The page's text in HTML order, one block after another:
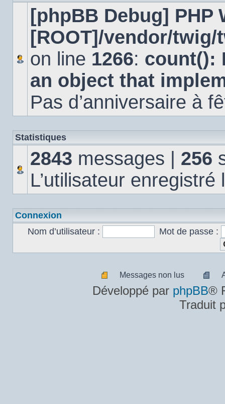
[phpBB Debug] PHP
[ROOT]/vendor/
on line 1266: count():
an object that
Pas d’anniversaire à
Statistiques
2843 messages | 256
L’utilisateur
Connexion
Nom d’utilisateur :
Mot de passe :
Messages
non
Messages non lus
lu
Développé par phpBB®
Traduit